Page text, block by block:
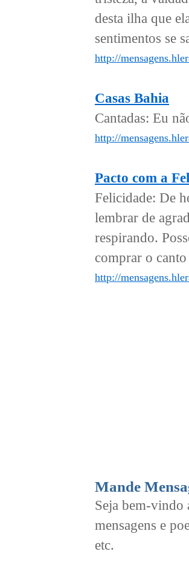
desta ilha que
sentimentos se
http://
Casas Bahia
Cantadas: Eu
http://
Pacto com a
Felicidade: De
lembrar de
respirando.
comprar o
http://
Mande
Seja bem-vindo
mensagens e
etc.